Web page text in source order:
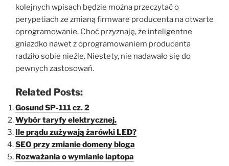
kolejnych wpisach będzie można przeczytać o
perypetiach ze zmianą firmware producenta na otwarte
oprogramowanie. Choć przyznaję, że inteligentne
gniazdko nawet z oprogramowaniem producenta
radziło sobie nieźle. Niestety, nie nadawało się do
pewnych zastosowań.
Related Posts:
Gosund SP-111 cz. 2
Wybór taryfy elektrycznej.
Ile prądu zużywają żarówki LED?
SEO przy zmianie domeny bloga
Rozważania o wymianie laptopa